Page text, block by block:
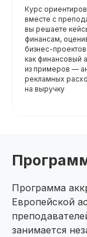
Курс
вместе с
вы решаете
финансам,
бизнес-
как финансовый
из примеров —
рекламных
на выручку
Программа
Европейской
занимается
Лицензия на
образовательной
Л035−01 271−78/00177
Диплом о